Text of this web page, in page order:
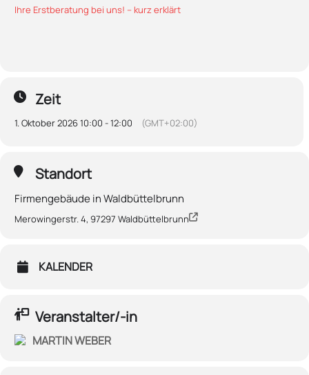
Ihre Erstberatung bei uns! – kurz erklärt
Zeit
1. Oktober 2026 10:00 - 12:00 (GMT+02:00)
Standort
Firmengebäude in Waldbüttelbrunn
Merowingerstr. 4, 97297 Waldbüttelbrunn
KALENDER
Veranstalter/-in
MARTIN WEBER